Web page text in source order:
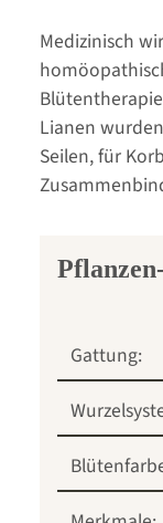
Medizinisch
Lianen
Seilen, für
Gattung: